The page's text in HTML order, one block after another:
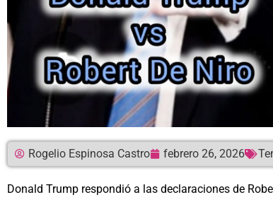
Rogelio Espinosa Castro febrero 26, 2026
Donald Trump respondió a las declaraciones de